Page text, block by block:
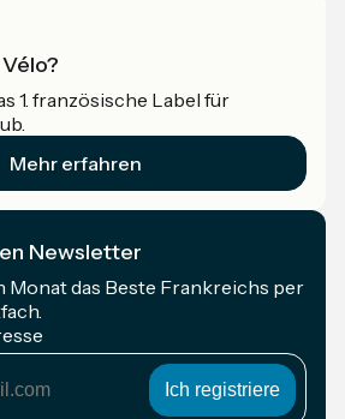
1. französische Label für
Mehr erfahren
Newsletter
Monat das Beste Frankreichs per